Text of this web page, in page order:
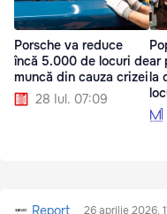
Porsche va reduce
încă 5.000 de locuri de
muncă din cauza crizei
28 Iul. 07:09
ar
la
Report 26 aprilie 2026,